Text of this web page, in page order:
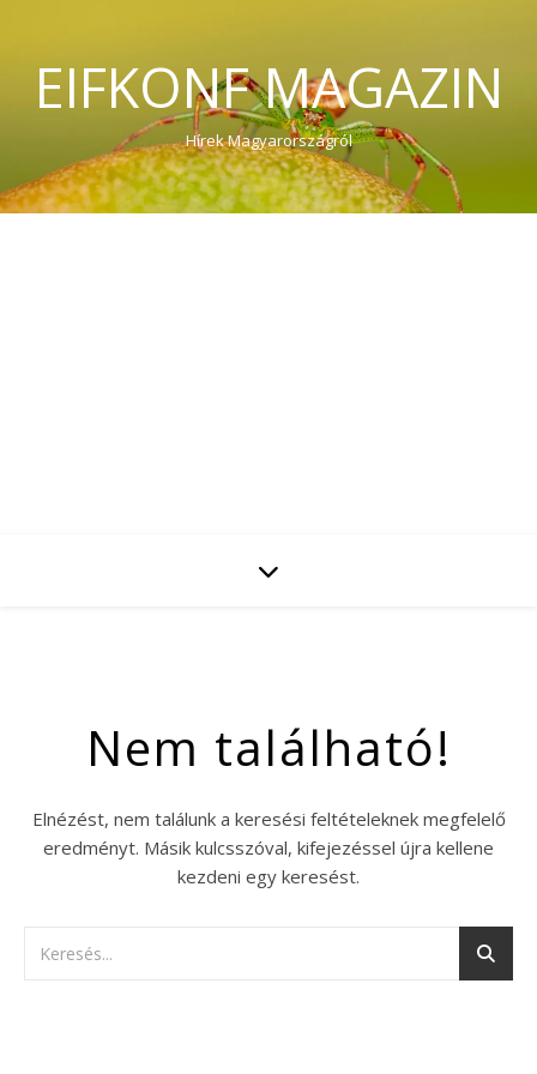
EIFKONF MAGAZIN
Hírek Magyarországról
Nem található!
Elnézést, nem találunk a keresési feltételeknek megfelelő
eredményt. Másik kulcsszóval, kifejezéssel újra kellene
kezdeni egy keresést.